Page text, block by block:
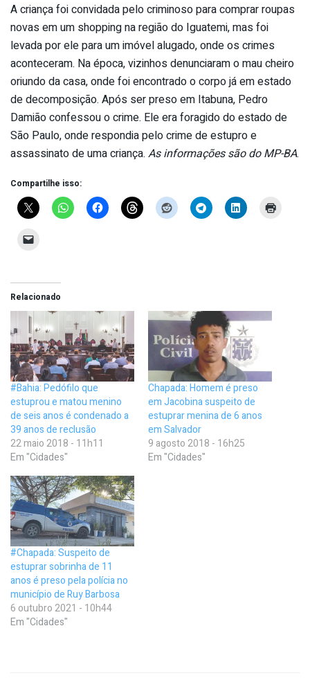
A criança foi convidada pelo criminoso para comprar roupas
novas em um shopping na região do Iguatemi, mas foi
levada por ele para um imóvel alugado, onde os crimes
aconteceram. Na época, vizinhos denunciaram o mau cheiro
oriundo da casa, onde foi encontrado o corpo já em estado
de decomposição. Após ser preso em Itabuna, Pedro
Damião confessou o crime. Ele era foragido do estado de
São Paulo, onde respondia pelo crime de estupro e
assassinato de uma criança. As informações são do MP-BA.
Compartilhe isso:
Relacionado
#Bahia: Pedófilo que
estuprou e matou menino
de seis anos é condenado a
39 anos de reclusão
22 maio 2018 - 11h11
Em "Cidades"
Chapada: Homem é preso
em Jacobina suspeito de
estuprar menina de 6 anos
em Salvador
9 agosto 2018 - 16h25
Em "Cidades"
#Chapada: Suspeito de
estuprar sobrinha de 11
anos é preso pela polícia no
município de Ruy Barbosa
6 outubro 2021 - 10h44
Em "Cidades"